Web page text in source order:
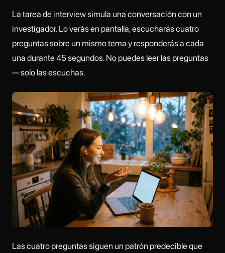
La tarea de interview simula una conversación con un
investigador. Lo verás en pantalla, escucharás cuatro
preguntas sobre un mismo tema y responderás a cada
una durante 45 segundos. No puedes leer las preguntas
— solo las escuchas.
Las cuatro preguntas siguen un patrón predecible que